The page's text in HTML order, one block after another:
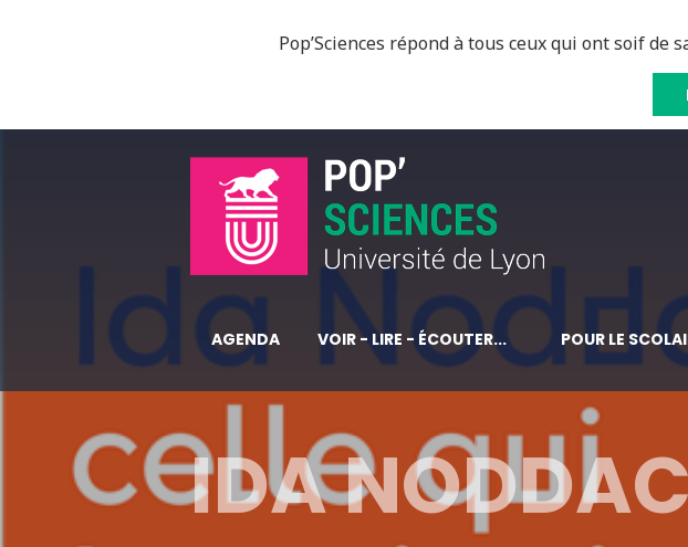
Pop’Sciences répond à tous ceux qui ont soif de
AGENDA VOIR - LIRE - ÉCOUTER... POUR LE
IDA